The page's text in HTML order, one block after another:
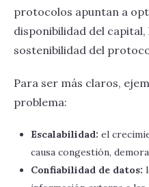
protocolos apuntan a
disponibilidad del capital,
sostenibilidad del
Para ser más claros,
problema:
Escalabilidad: el
causa congestión,
Confiabilidad de datos: